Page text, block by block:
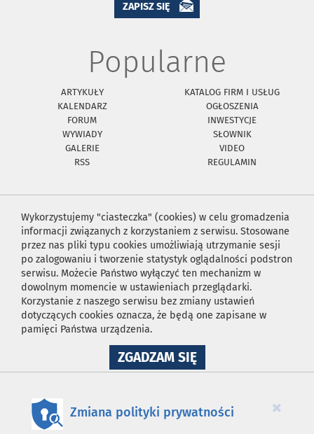
ZAPISZ SIĘ
Popularne
ARTYKUŁY
KATALOG FIRM I USŁUG
KALENDARZ
OGŁOSZENIA
FORUM
INWESTYCJE
WYWIADY
SŁOWNIK
GALERIE
VIDEO
RSS
REGULAMIN
Wykorzystujemy "ciasteczka" (cookies) w celu gromadzenia
informacji związanych z korzystaniem z serwisu. Stosowane
przez nas pliki typu cookies umożliwiają utrzymanie sesji
po zalogowaniu i tworzenie statystyk oglądalności podstron
serwisu. Możecie Państwo wyłączyć ten mechanizm w
dowolnym momencie w ustawieniach przeglądarki.
Korzystanie z naszego serwisu bez zmiany ustawień
dotyczących cookies oznacza, że będą one zapisane w
pamięci Państwa urządzenia.
ZGADZAM SIĘNA
WYKORZYSTANIE
×
Zmiana polityki prywatności